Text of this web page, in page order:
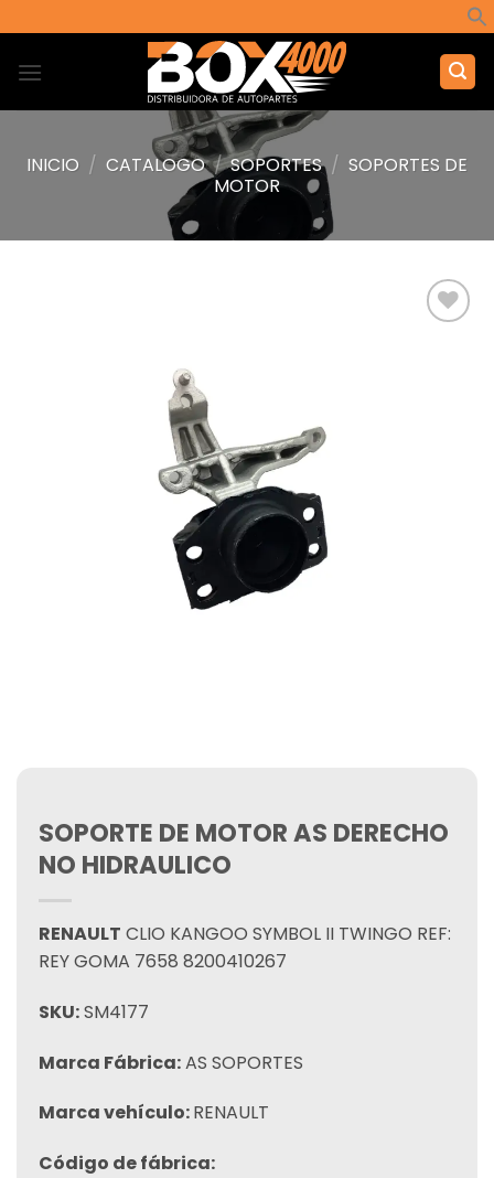
al
contenido
INICIO / CATALOGO / SOPORTES / SOPORTES DE
MOTOR
SOPORTE DE MOTOR AS DERECHO
NO HIDRAULICO
RENAULT CLIO KANGOO SYMBOL II TWINGO REF:
REY GOMA 7658 8200410267
SKU:SM4177
Marca Fábrica:AS SOPORTES
Marca vehículo:RENAULT
Código de fábrica: